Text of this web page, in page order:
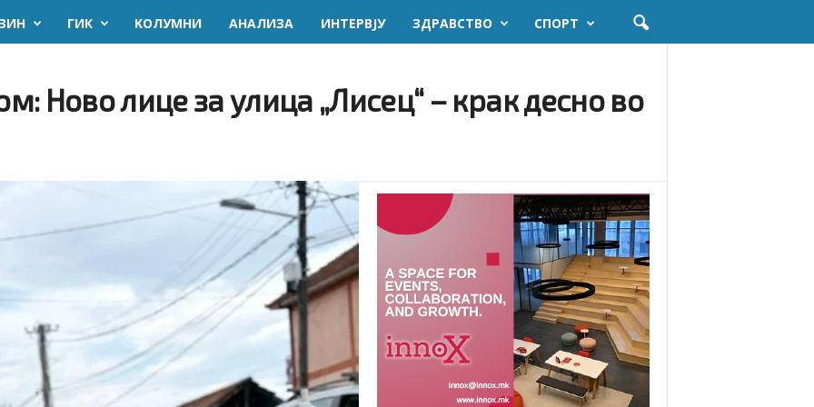
ГИК KОЛУМНИ AНАЛИЗА ИНТЕРВЈУ ЗДРАВСТВО СПОРТ
Ново лице за улица „Лисец“ – крак десно во